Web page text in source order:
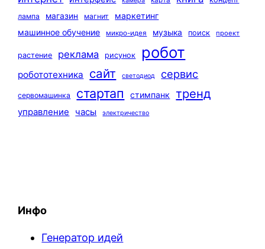
лампа
магазин магнит
маркетинг
машинное обучение
микро-идея музыка поиск проект
растение реклама рисунок робот
робототехника сайт светодиод сервис
сервомашинка стартап стимпанк тренд
управление часы электричество
Инфо
Генератор идей